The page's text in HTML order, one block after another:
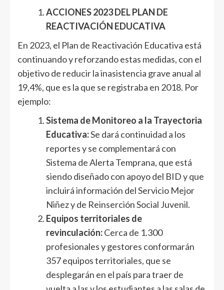
ACCIONES 2023 DEL PLAN DE
REACTIVACIÓN EDUCATIVA
En 2023, el Plan de Reactivación Educativa está
continuando y reforzando estas medidas, con el
objetivo de reducir la inasistencia grave anual al
19,4%, que es la que se registraba en 2018. Por
ejemplo:
Sistema de Monitoreo a la Trayectoria
Educativa:Se dará continuidad a los
reportes y se complementará con
Sistema de Alerta Temprana, que está
siendo diseñado con apoyo del BID y que
incluirá información del Servicio Mejor
Niñez y de Reinserción Social Juvenil.
Equipos territoriales de
revinculación:Cerca de 1.300
profesionales y gestores conformarán
357 equipos territoriales, que se
desplegarán en el país para traer de